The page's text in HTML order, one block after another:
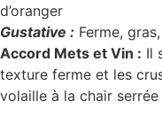
d’oranger
Gustative : Ferme,
Accord Mets et Vin : Il
texture ferme et les
volaille à la chair